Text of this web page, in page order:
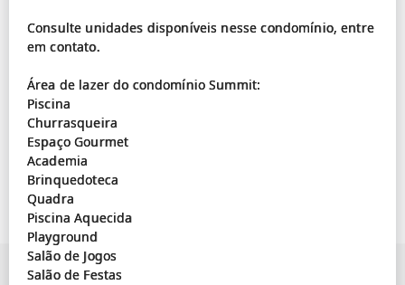
Consulte unidades disponíveis nesse condomínio, entre
em contato.
Área de lazer do condomínio Summit:
Piscina
Churrasqueira
Espaço Gourmet
Academia
Brinquedoteca
Quadra
Piscina Aquecida
Playground
Salão de Jogos
Salão de Festas